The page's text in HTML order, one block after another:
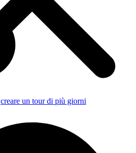
creare un tour di più giorni